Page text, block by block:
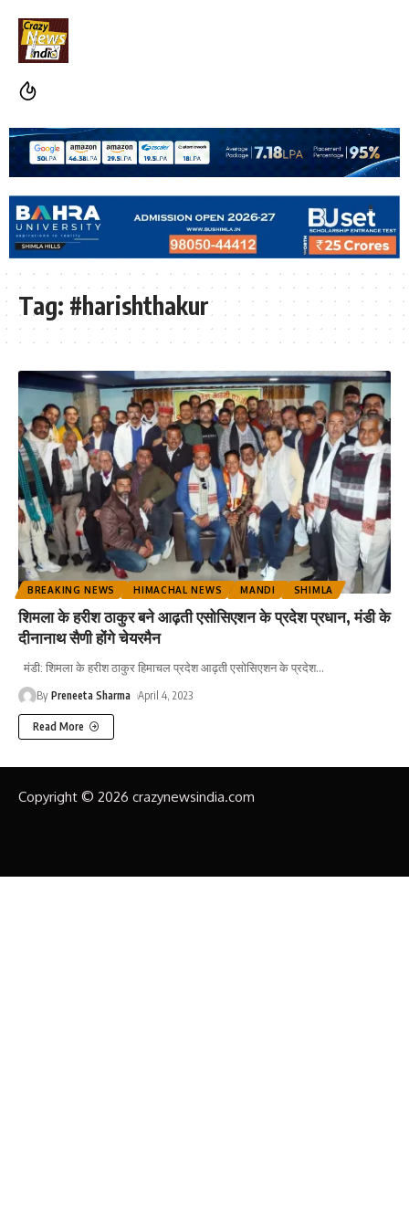
Tag: #harishthakur
BREAKING NEWS HIMACHAL NEWS MANDI SHIMLA
शिमला के हरीश ठाकुर बने आढ़ती एसोसिएशन के प्रदेश प्रधान, मंडी के
दीनानाथ सैणी होंगे चेयरमैन
मंडी: शिमला के हरीश ठाकुर हिमाचल प्रदेश आढ़ती एसोसिएशन के प्रदेश…
By Preneeta Sharma April 4, 2023
Read More
Copyright © 2026 crazynewsindia.com